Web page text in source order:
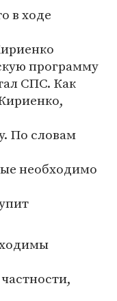
в ходе
программу
СПС. Как
По словам
необходимо